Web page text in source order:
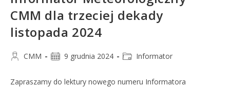
CMM dla trzeciej dekady
listopada 2024
CMM 9 grudnia 2024 Informator
Zapraszamy do lektury nowego numeru Informatora